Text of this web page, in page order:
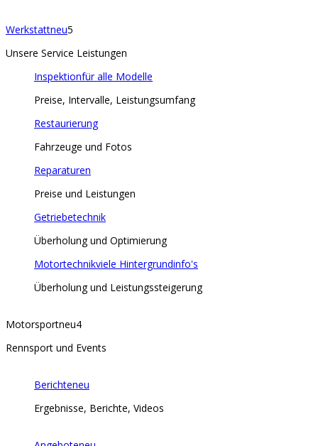
Werkstattneu5
Unsere Service Leistungen
Inspektionfür alle Modelle
Preise, Intervalle, Leistungsumfang
Restaurierung
Fahrzeuge und Fotos
Reparaturen
Preise und Leistungen
Getriebetechnik
Überholung und Optimierung
Motortechnikviele Hintergrundinfo's
Überholung und Leistungssteigerung
Motorsportneu4
Rennsport und Events
Berichteneu
Ergebnisse, Berichte, Videos